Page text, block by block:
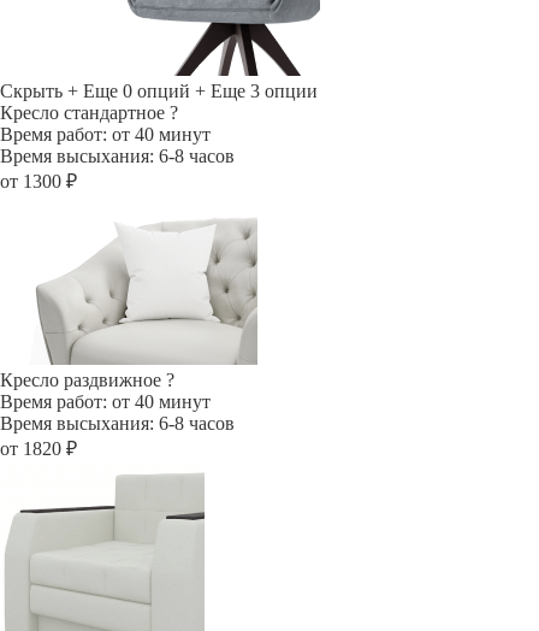
Скрыть + Еще 0 опций + Еще 3 опции
Кресло стандартное ?
Время работ: от 40 минут
Время высыхания: 6-8 часов
от 1300 ₽
Кресло раздвижное ?
Время работ: от 40 минут
Время высыхания: 6-8 часов
от 1820 ₽